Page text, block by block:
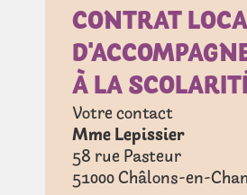
CONTRAT
À LA
Votre contact
Mme Lepissier
58 rue Pasteur
51000Châlons-en-